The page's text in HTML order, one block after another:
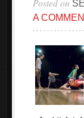
Posted on
A